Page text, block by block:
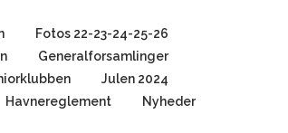
Fotos 22-23-24-25-26
Generalforsamlinger
Julen 2024
Havnereglement Nyheder